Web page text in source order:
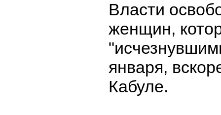
Власти
женщин,
января,
Кабуле.